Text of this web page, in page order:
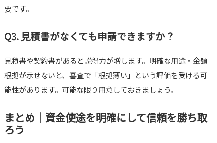
要です。
Q3. 見積書がなくても申請できますか？
見積書や契約書があると説得力が増します。明確な用途・金額
根拠が示せないと、審査で「根拠薄い」という評価を受ける可
能性があります。可能な限り用意しておきましょう。
まとめ｜資金使途を明確にして信頼を勝ち取
ろう